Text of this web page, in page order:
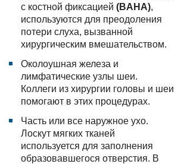
с костной фиксацией(BAHA),
используются для преодоления
потери слуха, вызванной
хирургическим вмешательством.
Околоушная железа и
лимфатические узлы шеи.
Коллеги из хирургии головы и шеи
помогают в этих процедурах.
Часть или все наружное ухо.
Лоскут мягких тканей
используется для заполнения
образовавшегося отверстия. В